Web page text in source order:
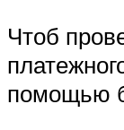
Чтоб
помощью